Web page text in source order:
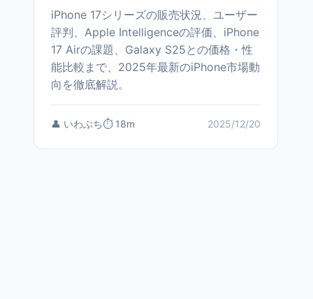
iPhone 17シリーズの販売状況、ユーザー
評判、Apple Intelligenceの評価、iPhone
17 Airの課題、Galaxy S25との価格・性
能比較まで、2025年最新のiPhone市場動
向を徹底解説。
👤 いわぶち⏱️ 18m 2025/12/20